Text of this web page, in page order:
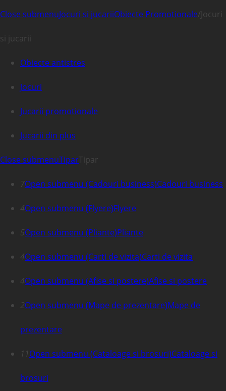
Close submenuJocuri si jucariiObiecte Promotionale/Jocuri
si jucarii
Obiecte antistres
Jocuri
Jucarii promotionale
Jucarii din plus
Close submenuTiparTipar
7Open submenu (Cadouri business)Cadouri business
4Open submenu (Flyere)Flyere
5Open submenu (Pliante)Pliante
4Open submenu (Carti de vizita)Carti de vizita
4Open submenu (Afise si postere)Afise si postere
2Open submenu (Mape de prezentare)Mape de
prezentare
11Open submenu (Cataloage si brosuri)Cataloage si
brosuri